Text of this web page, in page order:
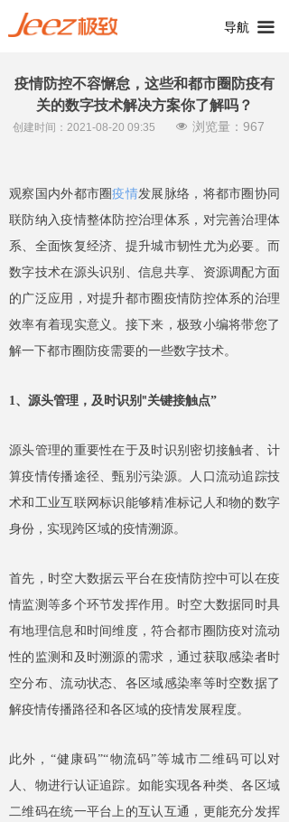
导航 끀
疫情防控不容懈怠，这些和都市圈防疫有
关的数字技术解决方案你了解吗？
观察国内外都市圈疫情发展脉络，将都市圈协同
联防纳入疫情整体防控治理体系，对完善治理体
系、全面恢复经济、提升城市韧性尤为必要。而
数字技术在源头识别、信息共享、资源调配方面
的广泛应用，对提升都市圈疫情防控体系的治理
效率有着现实意义。接下来，极致小编将带您了
解一下都市圈防疫需要的一些数字技术。
1、源头管理，及时识别 "关键接触点”
源头管理的重要性在于及时识别密切接触者、计
算疫情传播途径、甄别污染源。人口流动追踪技
术和工业互联网标识能够精准标记人和物的数字
身份，实现跨区域的疫情溯源。
首先，时空大数据云平台在疫情防控中可以在疫
情监测等多个环节发挥作用。时空大数据同时具
有地理信息和时间维度，符合都市圈防疫对流动
性的监测和及时溯源的需求，通过获取感染者时
空分布、流动状态、各区域感染率等时空数据了
解疫情传播路径和各区域的疫情发展程度。
此外， “健康码”“物流码”等城市二维码可以对
人、物进行认证追踪。如能实现各种类、各区域
二维码在统一平台上的互认互通，更能充分发挥
创建时间： 2021-08-20 09:35 넶 浏览量： 967